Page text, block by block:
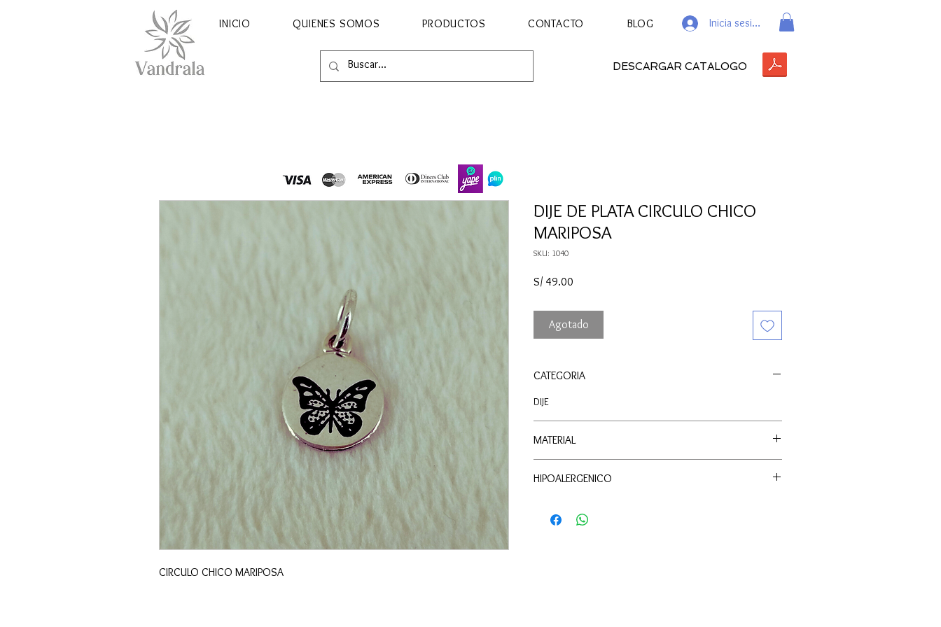
INICIO QUIENES SOMOS PRODUCTOS CONTACTO BLOG Inicia sesión
DESCARGAR CATALOGO
CIRCULO CHICO MARIPOSA
DIJE DE PLATA CIRCULO CHICO
MARIPOSA
SKU: 1040
S/ 49.00
Agotado
CATEGORIA
DIJE
MATERIAL
HIPOALERGENICO